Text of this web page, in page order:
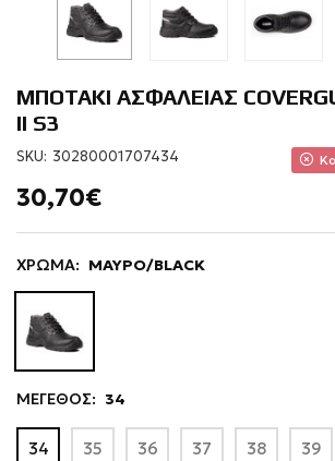
ΜΠΟΤΑΚΙ ΑΣΦΑΛΕΙΑΣ
II S3
SKU: 30280001707434
30,70€
ΧΡΩΜΑ: ΜΑΥΡΟ/BLACK
ΜΕΓΕΘΟΣ: 34
34 35 36 37 38 39